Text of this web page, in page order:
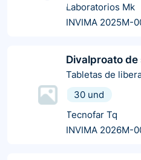
Laboratorios Mk
INVIMA 2025M-
Divalproato
Tabletas de
30 und
Tecnofar Tq
INVIMA 2026M-